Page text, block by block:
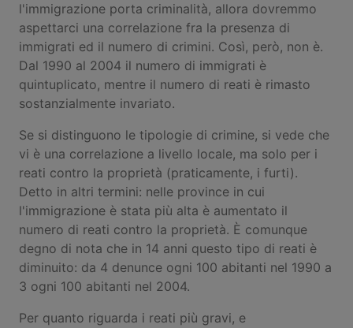
l'immigrazione porta criminalità, allora dovremmo
aspettarci una correlazione fra la presenza di
immigrati ed il numero di crimini. Così, però, non è.
Dal 1990 al 2004 il numero di immigrati è
quintuplicato, mentre il numero di reati è rimasto
sostanzialmente invariato.
Se si distinguono le tipologie di crimine, si vede che
vi è una correlazione a livello locale, ma solo per i
reati contro la proprietà (praticamente, i furti).
Detto in altri termini: nelle province in cui
l'immigrazione è stata più alta è aumentato il
numero di reati contro la proprietà. È comunque
degno di nota che in 14 anni questo tipo di reati è
diminuito: da 4 denunce ogni 100 abitanti nel 1990 a
3 ogni 100 abitanti nel 2004.
Per quanto riguarda i reati più gravi, e